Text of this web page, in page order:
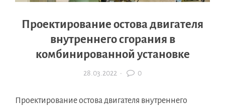
Проектирование остова двигателя
внутреннего сгорания в
комбинированной установке
28.03.2022 · 0
Проектирование остова двигателя внутреннего